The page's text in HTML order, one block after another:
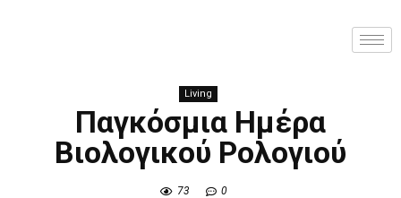
Living
Παγκόσμια Ημέρα
Βιολογικού Ρολογιού
73 0